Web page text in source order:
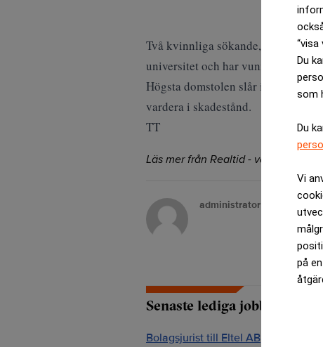
“visa
Du
som
Du
Vi
på
Två kvinnliga sökande, som
universitet och har vunnit i både
Högsta domstolen slår i en dom
vardera i skadestånd.
TT
Läs mer från Realtid - vårt
administrator
Senaste lediga jobben
Bolagsjurist till Eltel AB